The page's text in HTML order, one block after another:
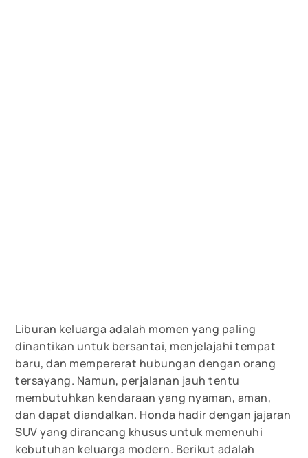
Liburan keluarga adalah momen yang paling
dinantikan untuk bersantai, menjelajahi tempat
baru, dan mempererat hubungan dengan orang
tersayang. Namun, perjalanan jauh tentu
membutuhkan kendaraan yang nyaman, aman,
dan dapat diandalkan. Honda hadir dengan jajaran
SUV yang dirancang khusus untuk memenuhi
kebutuhan keluarga modern. Berikut adalah